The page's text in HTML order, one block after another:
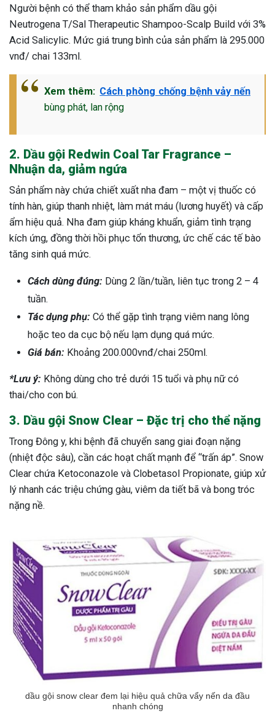
Người bệnh có thể tham khảo sản phẩm dầu gội
Neutrogena T/Sal Therapeutic Shampoo-Scalp Build với 3%
Acid Salicylic. Mức giá trung bình của sản phẩm là 295.000
vnđ/ chai 133ml.
Xem thêm: Cách phòng chống bệnh vảy nến
bùng phát, lan rộng
2. Dầu gội Redwin Coal Tar Fragrance –
Nhuận da, giảm ngứa
Sản phẩm này chứa chiết xuất nha đam – một vị thuốc có
tính hàn, giúp thanh nhiệt, làm mát máu (lương huyết) và cấp
ẩm hiệu quả. Nha đam giúp kháng khuẩn, giảm tình trạng
kích ứng, đồng thời hồi phục tổn thương, ức chế các tế bào
tăng sinh quá mức.
Cách dùng đúng: Dùng 2 lần/tuần, liên tục trong 2 – 4
tuần.
Tác dụng phụ: Có thể gặp tình trạng viêm nang lông
hoặc teo da cục bộ nếu lạm dụng quá mức.
Giá bán: Khoảng 200.000vnđ/chai 250ml.
*Lưu ý: Không dùng cho trẻ dưới 15 tuổi và phụ nữ có
thai/cho con bú.
3. Dầu gội Snow Clear – Đặc trị cho thể nặng
Trong Đông y, khi bệnh đã chuyển sang giai đoạn nặng
(nhiệt độc sâu), cần các hoạt chất mạnh để “trấn áp”. Snow
Clear chứa Ketoconazole và Clobetasol Propionate, giúp xử
lý nhanh các triệu chứng gàu, viêm da tiết bã và bong tróc
nặng nề.
dầu gội snow clear đem lại hiệu quả chữa vẩy nến da đầu
nhanh chóng